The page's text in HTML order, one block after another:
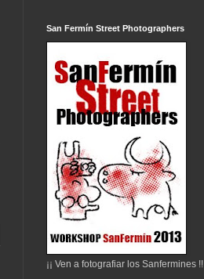
San Fermín Street Photographers
¡¡ Ven a fotografiar los Sanfermines !!